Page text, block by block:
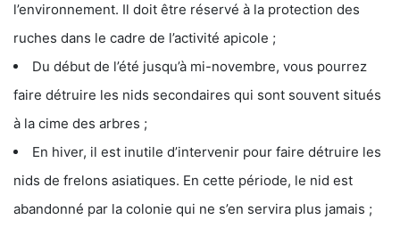
l’environnement. Il doit être réservé à la protection des
ruches dans le cadre de l’activité apicole ;
Du début de l’été jusqu’à mi-novembre, vous pourrez
faire détruire les nids secondaires qui sont souvent situés
à la cime des arbres ;
En hiver, il est inutile d’intervenir pour faire détruire les
nids de frelons asiatiques. En cette période, le nid est
abandonné par la colonie qui ne s’en servira plus jamais ;